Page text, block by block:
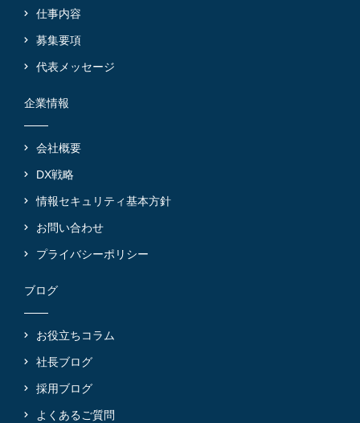
仕事内容
募集要項
代表メッセージ
企業情報
会社概要
DX戦略
情報セキュリティ基本方針
お問い合わせ
プライバシーポリシー
ブログ
お役立ちコラム
社長ブログ
採用ブログ
よくあるご質問